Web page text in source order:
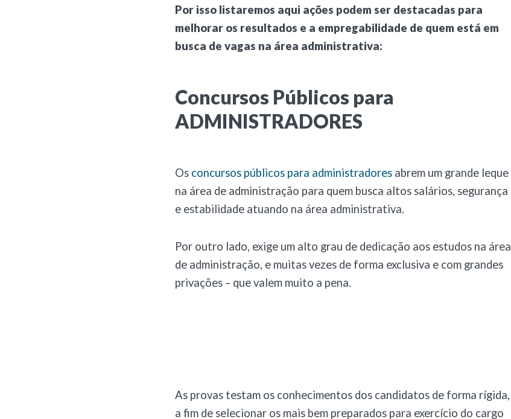
Por isso listaremos aqui ações podem ser destacadas para
melhorar os resultados e a empregabilidade de quem está em
busca de vagas na área administrativa:
Concursos Públicos para
ADMINISTRADORES
Os concursos públicos para administradores abrem um grande leque
na área de administração para quem busca altos salários, segurança
e estabilidade atuando na área administrativa.
Por outro lado, exige um alto grau de dedicação aos estudos na área
de administração, e muitas vezes de forma exclusiva e com grandes
privações – que valem muito a pena.
As provas testam os conhecimentos dos candidatos de forma rígida,
a fim de selecionar os mais bem preparados para exercício do cargo